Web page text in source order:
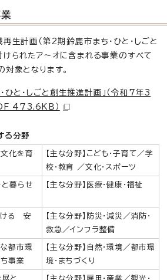
生計画（第2期鈴鹿市まち・ひと・しごと
られたア～オに含まれる事業のすべて
象となります。
ひと・しごと創生推進計画」（令和7年3
473.6KB）
る分野
化を育
【主な分野】こども・子育て／学
校・教育 ／文化・スポーツ
暮らせ
【主な分野】医療・健康・福祉
ける 安
【主な分野】防災・減災／消防・
救急／インフラ整備
都市環
事業
【主な分野】自然・環境／都市環
境・まちづくり
と 【主な分野】雇用・産業／観光・